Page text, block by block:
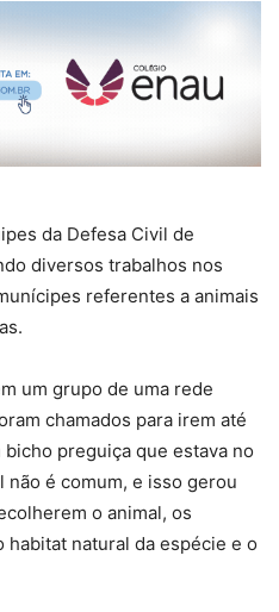
da Defesa Civil de
diversos trabalhos nos
referentes a animais
um grupo de uma rede
chamados para irem até
preguiça que estava no
não é comum, e isso gerou
o animal, os
natural da espécie e o